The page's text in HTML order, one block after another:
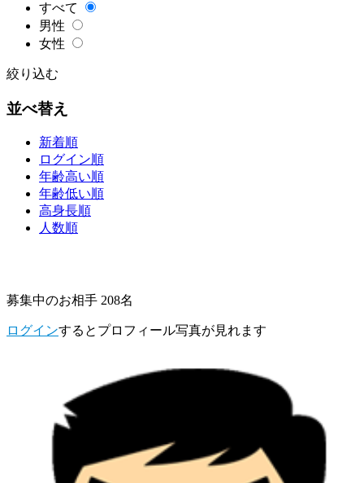
すべて
男性
女性
絞り込む
並べ替え
新着順
ログイン順
年齢高い順
年齢低い順
高身長順
人数順
募集中のお相手 208名
ログインするとプロフィール写真が見れます